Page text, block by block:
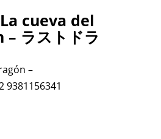
cueva del
ラストドラ
–
9381156341